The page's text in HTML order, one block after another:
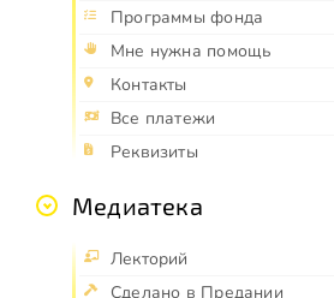
Программы фонда
Мне нужна помощь
Контакты
Все платежи
Реквизиты
Медиатека
Лекторий
Сделано в Предании